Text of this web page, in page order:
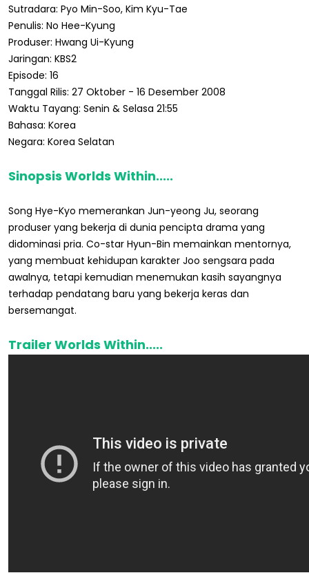
Sutradara: Pyo Min-Soo, Kim Kyu-Tae
Penulis: No Hee-Kyung
Produser: Hwang Ui-Kyung
Jaringan: KBS2
Episode: 16
Tanggal Rilis: 27 Oktober - 16 Desember 2008
Waktu Tayang: Senin & Selasa 21:55
Bahasa: Korea
Negara: Korea Selatan
Sinopsis Worlds Within.....
Song Hye-Kyo memerankan Jun-yeong Ju, seorang
produser yang bekerja di dunia pencipta drama yang
didominasi pria. Co-star Hyun-Bin memainkan mentornya,
yang membuat kehidupan karakter Joo sengsara pada
awalnya, tetapi kemudian menemukan kasih sayangnya
terhadap pendatang baru yang bekerja keras dan
bersemangat.
Trailer Worlds Within.....